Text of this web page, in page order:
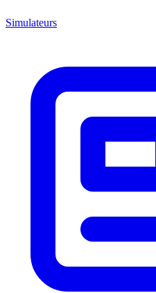
Simulateurs